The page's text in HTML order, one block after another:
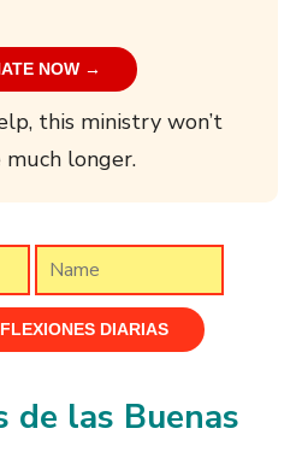
NOW →
this ministry won’t
much longer.
de las Buenas